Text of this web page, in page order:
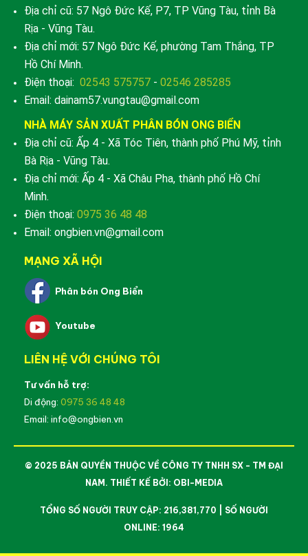
Địa chỉ cũ: 57 Ngô Đức Kế, P7, TP Vũng Tàu, tỉnh Bà
Rịa - Vũng Tàu.
Địa chỉ mới: 57 Ngô Đức Kế, phường Tam Thắng, TP
Hồ Chí Minh.
Điện thoại: 02543 575757 - 02546 285285
Email: dainam57.vungtau@gmail.com
NHÀ MÁY SẢN XUẤT PHÂN BÓN ONG BIỂN
Địa chỉ cũ: Ấp 4 - Xã Tóc Tiên, thành phố Phú Mỹ, tỉnh
Bà Rịa - Vũng Tàu.
Địa chỉ mới: Ấp 4 - Xã Châu Pha, thành phố Hồ Chí
Minh.
Điện thoại: 0975 36 48 48
Email: ongbien.vn@gmail.com
MẠNG XÃ HỘI
Phân bón Ong Biển
Youtube
LIÊN HỆ VỚI CHÚNG TÔI
Tư vấn hỗ trợ:
Di động: 0975 36 48 48
Email: info@ongbien.vn
© 2025 BẢN QUYỀN THUỘC VỀ CÔNG TY TNHH SX - TM ĐẠI
NAM. THIẾT KẾ BỞI: OBI-MEDIA
TỔNG SỐ NGƯỜI TRUY CẬP: 216,381,770 | SỐ NGƯỜI
ONLINE: 1964